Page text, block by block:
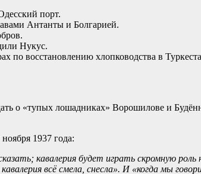
порт.
Антанты и Болгарией.
Нукус.
по восстановлению хлопководства в
о «тупых лошадниках» Ворошилове и
1937 года:
кавалерия будет играть скромную
всё смела, снесла». И «когда мы